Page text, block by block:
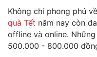
Nhân vật
Khán giả
Giải sao mai
Âm nhạc
Sao
Du lịch
Làm đẹp
Giáo dục
Tuyển sinh
Không chỉ phong phú
quà Tết năm nay còn
offline và online.
500.000 - 800.000